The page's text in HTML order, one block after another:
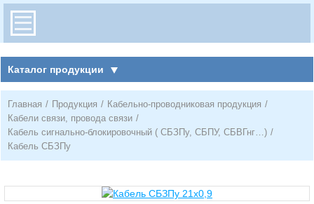
Каталог продукции
Главная / Продукция / Кабельно-проводниковая продукция /
Кабели связи, провода связи /
Кабель сигнально-блокировочный ( СБЗПу, СБПУ, СБВГнг…) /
Кабель СБЗПу